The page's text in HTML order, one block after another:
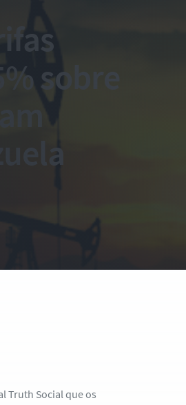
sobre
Truth Social que os